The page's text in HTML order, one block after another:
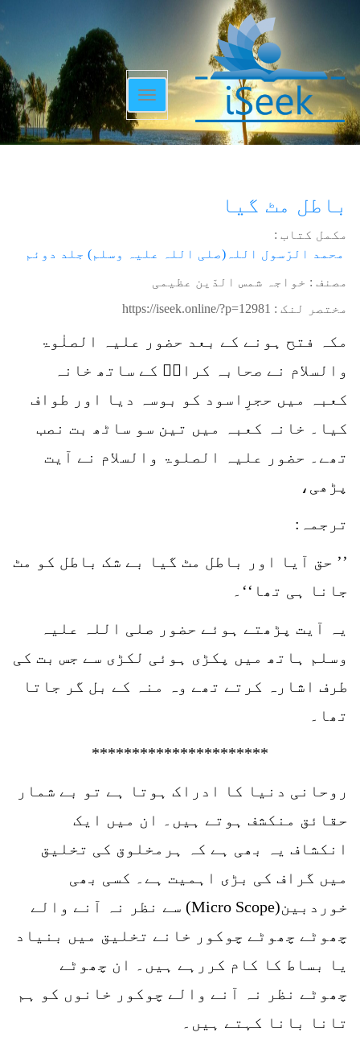
Toggle
navigation
باطل مٹ گیا
مکمل کتاب :
محمد الرّسول اللہ(صلی اللہ علیہ وسلم) جلد دوئم
مصنف : خواجہ شمس الدّین عظیمی
مختصر لنک : https://iseek.online/?p=12981
مکہ فتح ہونے کے بعد حضور علیہ الصلٰوۃ
والسلام نے صحابہ کرامؓ کے ساتھ خانہ
کعبہ میں حجرِاسود کو بوسہ دیا اور طواف
کیا۔ خانہ کعبہ میں تین سو ساٹھ بت نصب
تھے۔ حضور علیہ الصلوۃ والسلام نے آیت
پڑھی،
ترجمہ:
’’ حق آیا اور باطل مٹ گیا بے شک باطل کو مٹ
جانا ہی تھا‘‘۔
یہ آیت پڑھتے ہوئے حضور صلی اللہ علیہ
وسلم ہاتھ میں پکڑی ہوئی لکڑی سے جس بت کی
طرف اشارہ کرتے تھے وہ منہ کے بل گر جاتا
تھا۔
**********************
روحانی دنیا کا ادراک ہوتا ہے تو بے شمار
حقائق منکشف ہوتے ہیں۔ ان میں ایک
انکشاف یہ بھی ہے کہ ہرمخلوق کی تخلیق
میں گراف کی بڑی اہمیت ہے۔ کسی بھی
خوردبین(Micro Scope) سے نظر نہ آنے والے
چھوٹے چھوٹے چوکور خانے تخلیق میں بنیاد
یا بساط کا کام کررہے ہیں۔ ان چھوٹے
چھوٹے نظر نہ آنے والے چوکور خانوں کو ہم
تانا بانا کہتے ہیں۔